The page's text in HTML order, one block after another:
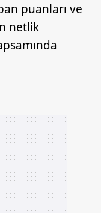
puanları ve
netlik